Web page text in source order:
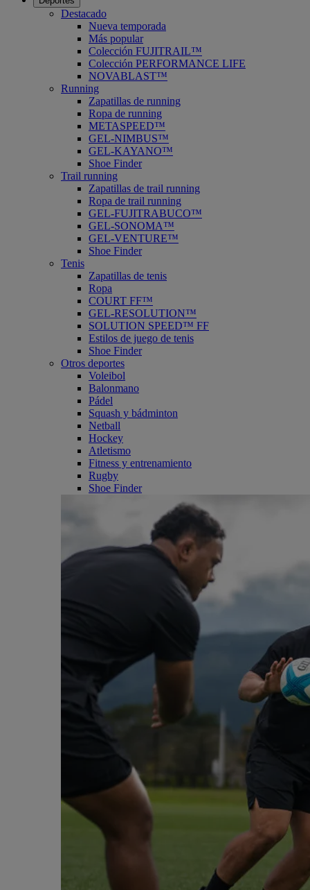
Destacado
Nueva temporada
Más popular
Colección FUJITRAIL™
Colección PERFORMANCE LIFE
NOVABLAST™
Running
Zapatillas de running
Ropa de running
METASPEED™
GEL-NIMBUS™
GEL-KAYANO™
Shoe Finder
Trail running
Zapatillas de trail running
Ropa de trail running
GEL-FUJITRABUCO™
GEL-SONOMA™
GEL-VENTURE™
Shoe Finder
Tenis
Zapatillas de tenis
Ropa
COURT FF™
GEL-RESOLUTION™
SOLUTION SPEED™ FF
Estilos de juego de tenis
Shoe Finder
Otros deportes
Voleibol
Balonmano
Pádel
Squash y bádminton
Netball
Hockey
Atletismo
Fitness y entrenamiento
Rugby
Shoe Finder